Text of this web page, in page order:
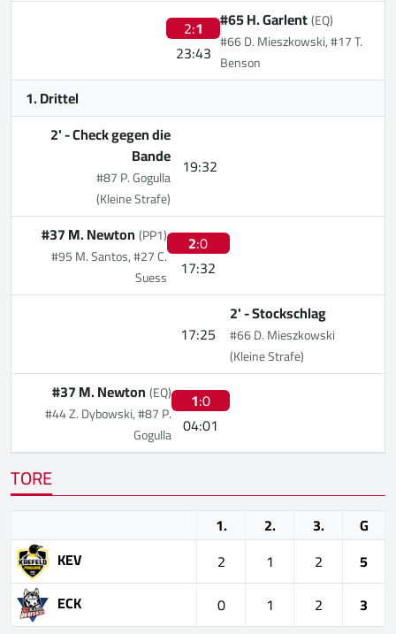
2:1
23:43
#65 H. Garlent(EQ)
#66 D. Mieszkowski, #17 T.
Benson
1. Drittel
19:32
2' -Check gegen die
Bande
#87 P. Gogulla
(Kleine Strafe)
2:0
17:32
#37 M. Newton(PP1)
#95 M. Santos, #27 C.
Suess
17:25
2' -Stockschlag
#66 D. Mieszkowski
(Kleine Strafe)
1:0
04:01
#37 M. Newton(EQ)
#44 Z. Dybowski, #87 P.
Gogulla
TORE
1. 2. 3.
G
KEV
2 1 2
5
ECK
0 1 2 3